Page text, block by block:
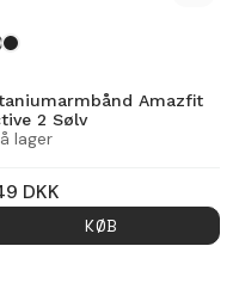
Amazfit
2 Sølv
lager
DKK
KØB